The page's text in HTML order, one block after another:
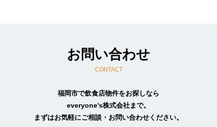
予めご了承ください。
依頼・相談・お見積りのためお客様より個人情報
をお預かりする場合には、目的の範囲内において
必要最小限度のご提供をお願いいたしておりま
す。
お問い合わせ
CONTACT
福岡市で飲食店物件をお探しなら
everyone's株式会社まで。
まずはお気軽にご相談・お問い合わせください。